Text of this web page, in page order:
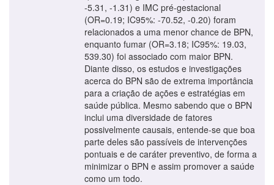
-5.31, -1.31) e IMC pré-gestacional
(OR=0.19; IC95%: -70.52, -0.20) foram
relacionados a uma menor chance de BPN,
enquanto fumar (OR=3.18; IC95%: 19.03,
539.30) foi associado com maior BPN.
Diante disso, os estudos e investigações
acerca do BPN são de extrema importância
para a criação de ações e estratégias em
saúde pública. Mesmo sabendo que o BPN
inclui uma diversidade de fatores
possivelmente causais, entende-se que boa
parte deles são passíveis de intervenções
pontuais e de caráter preventivo, de forma a
minimizar o BPN e assim promover a saúde
como um todo.